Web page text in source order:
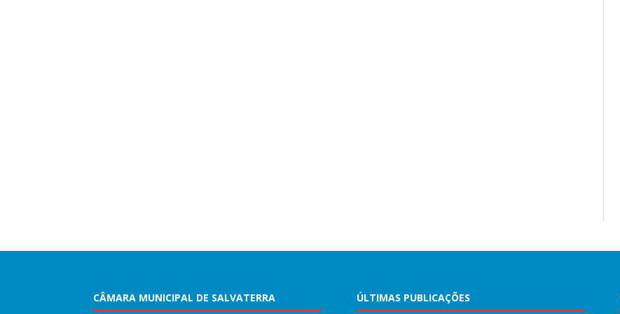
CÂMARA MUNICIPAL DE SALVATERRA ÚLTIMAS PUBLICAÇÕES